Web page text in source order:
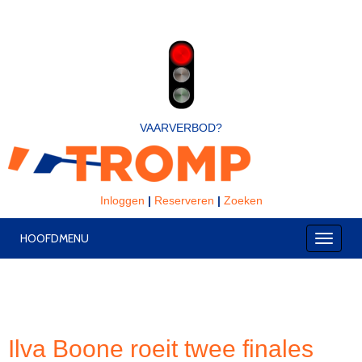
VAARVERBOD?
Inloggen | Reserveren | Zoeken
HOOFDMENU
Ilva Boone roeit twee finales